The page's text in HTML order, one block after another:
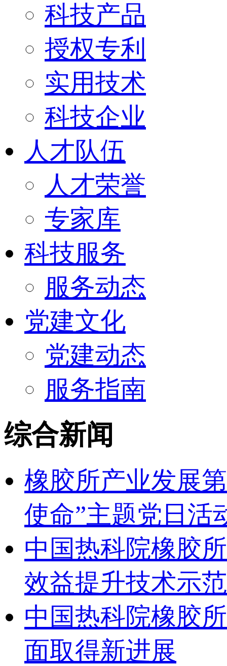
科技产品
授权专利
实用技术
科技企业
人才队伍
人才荣誉
专家库
科技服务
服务动态
党建文化
党建动态
服务指南
综合新闻
橡胶所产业发展
使命”主题党日活
中国热科院橡胶
效益提升技术示
中国热科院橡胶
面取得新进展